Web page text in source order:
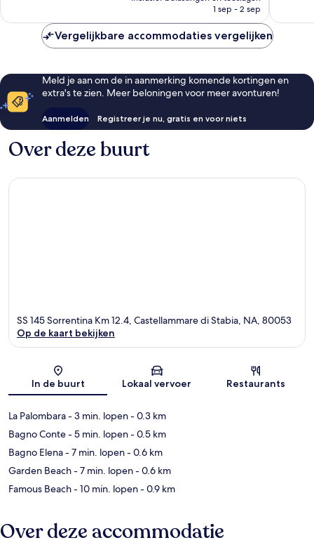
is
1 sep - 2 sep
Vergelijkbare accommodaties vergelijken
Meld je aan om de in aanmerking komende kortingen en
extra's te zien. Meer beloningen voor meer avonturen!
Aanmelden Registreer je nu, gratis en voor niets
Over deze buurt
Kaart
SS 145 Sorrentina Km 12.4, Castellammare di Stabia, NA, 80053
Op de kaart bekijken
In de buurt Lokaal vervoer Restaurants
La Palombara- 3 min. lopen- 0.3 km
Bagno Conte- 5 min. lopen- 0.5 km
Bagno Elena- 7 min. lopen- 0.6 km
Garden Beach- 7 min. lopen- 0.6 km
Famous Beach- 10 min. lopen- 0.9 km
Over deze accommodatie